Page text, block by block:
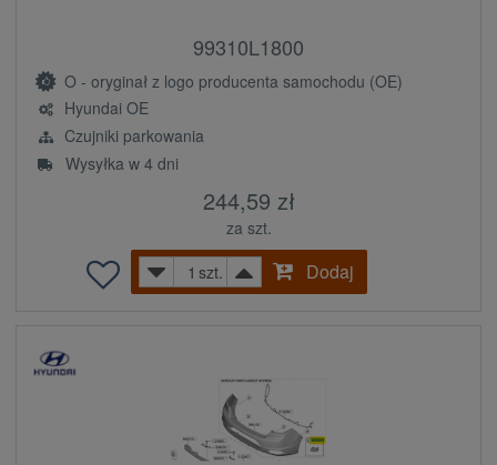
99310L1800
O - oryginał z logo producenta samochodu (OE)
Hyundai OE
Czujniki parkowania
Wysyłka w 4 dni
244,59 zł
za szt.
szt.
Dodaj